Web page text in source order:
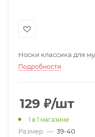
Носки классика для
Подробности
129 ₽/шт
: 1 в 1 магазине
Размер — 39-40